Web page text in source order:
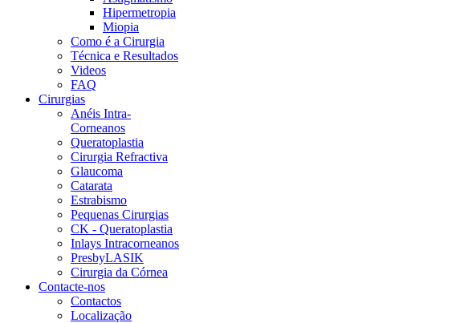
Hipermetropia
Miopia
Como é a Cirurgia
Técnica e Resultados
Videos
FAQ
Cirurgias
Anéis Intra-
Corneanos
Queratoplastia
Cirurgia Refractiva
Glaucoma
Catarata
Estrabismo
Pequenas Cirurgias
CK - Queratoplastia
Inlays Intracorneanos
PresbyLASIK
Cirurgia da Córnea
Contacte-nos
Contactos
Localização